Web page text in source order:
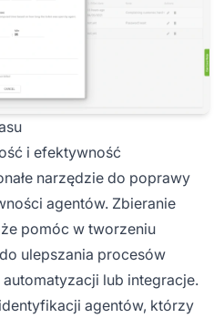
i efektywność
narzędzie do poprawy
agentów. Zbieranie
pomóc w tworzeniu
ulepszania procesów
lub integracje.
agentów, którzy